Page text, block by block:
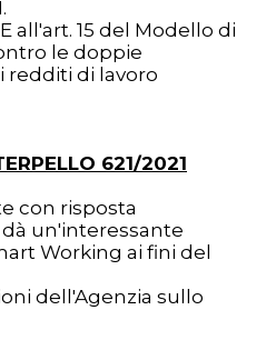
all'art. 15 del Modello di
le doppie
redditi di lavoro
621/2021
con risposta
dà un'interessante
Working ai fini del
dell'Agenzia sullo